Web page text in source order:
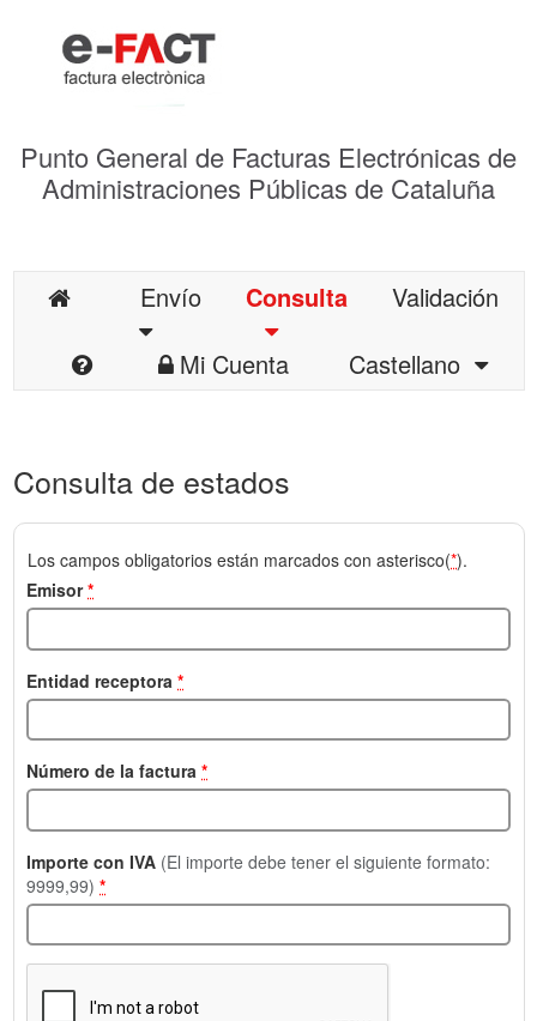
Punto General de Facturas Electrónicas de
Administraciones Públicas de Cataluña
Envío Consulta
Validación
Mi Cuenta
Castellano
Consulta de estados
Los campos obligatorios están marcados con asterisco(*).
Emisor*
Entidad receptora *
Número de la factura *
Importe con IVA (El importe debe tener el siguiente formato:
9999,99) *